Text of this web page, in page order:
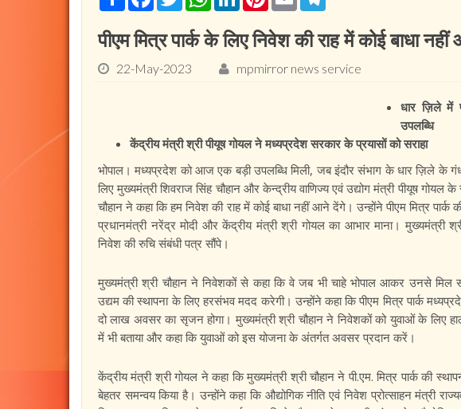
पीएम मित्र पार्क के लिए निवेश की राह में कोई बाधा
22-May-2023 mpmirror news service
धार ज़िले में
उपलब्धि
केंद्रीय मंत्री श्री पीयूष गोयल ने मध्यप्रदेश सरकार के प्रयासों को सराहा
भोपाल। मध्यप्रदेश को आज एक बड़ी उपलब्धि मिली, जब इंदौर संभाग के धार ज़िले के
लिए मुख्यमंत्री शिवराज सिंह चौहान और केन्द्रीय वाणिज्य एवं उद्योग मंत्री पीयूष गोयल
चौहान ने कहा कि हम निवेश की राह में कोई बाधा नहीं आने देंगे। उन्होंने पीएम मित्र
प्रधानमंत्री नरेंद्र मोदी और केंद्रीय मंत्री श्री गोयल का आभार माना। मुख्यमंत्री
निवेश की रुचि संबंधी पत्र सौंपे।
मुख्यमंत्री श्री चौहान ने निवेशकों से कहा कि वे जब भी चाहे भोपाल आकर उनसे
उद्यम की स्थापना के लिए हरसंभव मदद करेगी। उन्होंने कहा कि पीएम मित्र पार्क
दो लाख अवसर का सृजन होगा। मुख्यमंत्री श्री चौहान ने निवेशकों को युवाओं के लिए
में भी बताया और कहा कि युवाओं को इस योजना के अंतर्गत अवसर प्रदान करें।
केंद्रीय मंत्री श्री गोयल ने कहा कि मुख्यमंत्री श्री चौहान ने पी.एम. मित्र पार्क की
बेहतर समन्वय किया है। उन्होंने कहा कि औद्योगिक नीति एवं निवेश प्रोत्साहन मंत्री